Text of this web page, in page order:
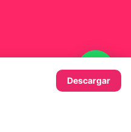
Descargar